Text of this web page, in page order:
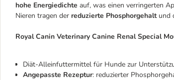
hohe Energiedichte auf, was einen verringerten
Nieren tragen der reduzierte Phosphorgehalt und
Royal Canin Veterinary Canine Renal Special
Diät-Alleinfuttermittel für Hunde zur
Angepasste Rezeptur: reduzierter